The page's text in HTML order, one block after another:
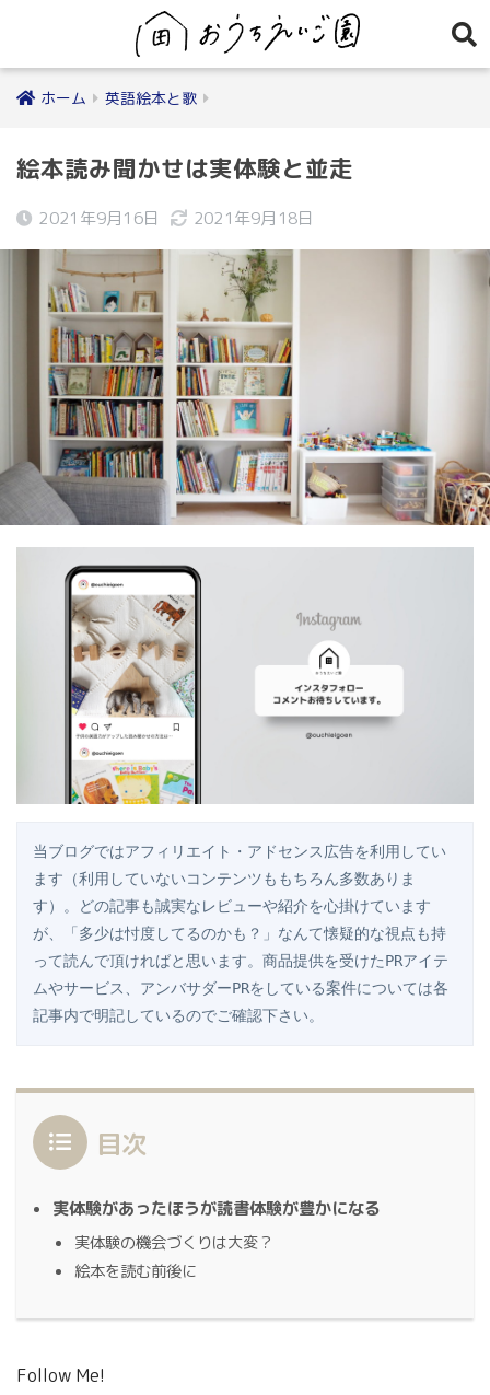
ホーム 英語絵本と歌
絵本読み聞かせは実体験と並走
2021年9月16日 2021年9月18日
当ブログではアフィリエイト・アドセンス広告を利用してい
ます（利用していないコンテンツももちろん多数ありま
す）。どの記事も誠実なレビューや紹介を心掛けています
が、「多少は忖度してるのかも？」なんて懐疑的な視点も持
って読んで頂ければと思います。商品提供を受けたPRアイテ
ムやサービス、アンバサダーPRをしている案件については各
記事内で明記しているのでご確認下さい。
目次
実体験があったほうが読書体験が豊かになる
実体験の機会づくりは大変？
絵本を読む前後に
Follow Me!